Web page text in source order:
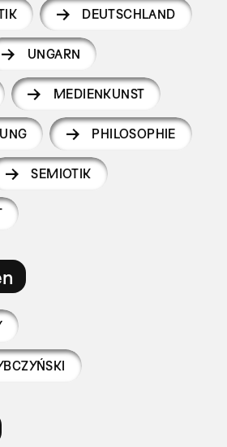
DEUTSCHLAND
UNGARN
MEDIENKUNST
PHILOSOPHIE
SEMIOTIK